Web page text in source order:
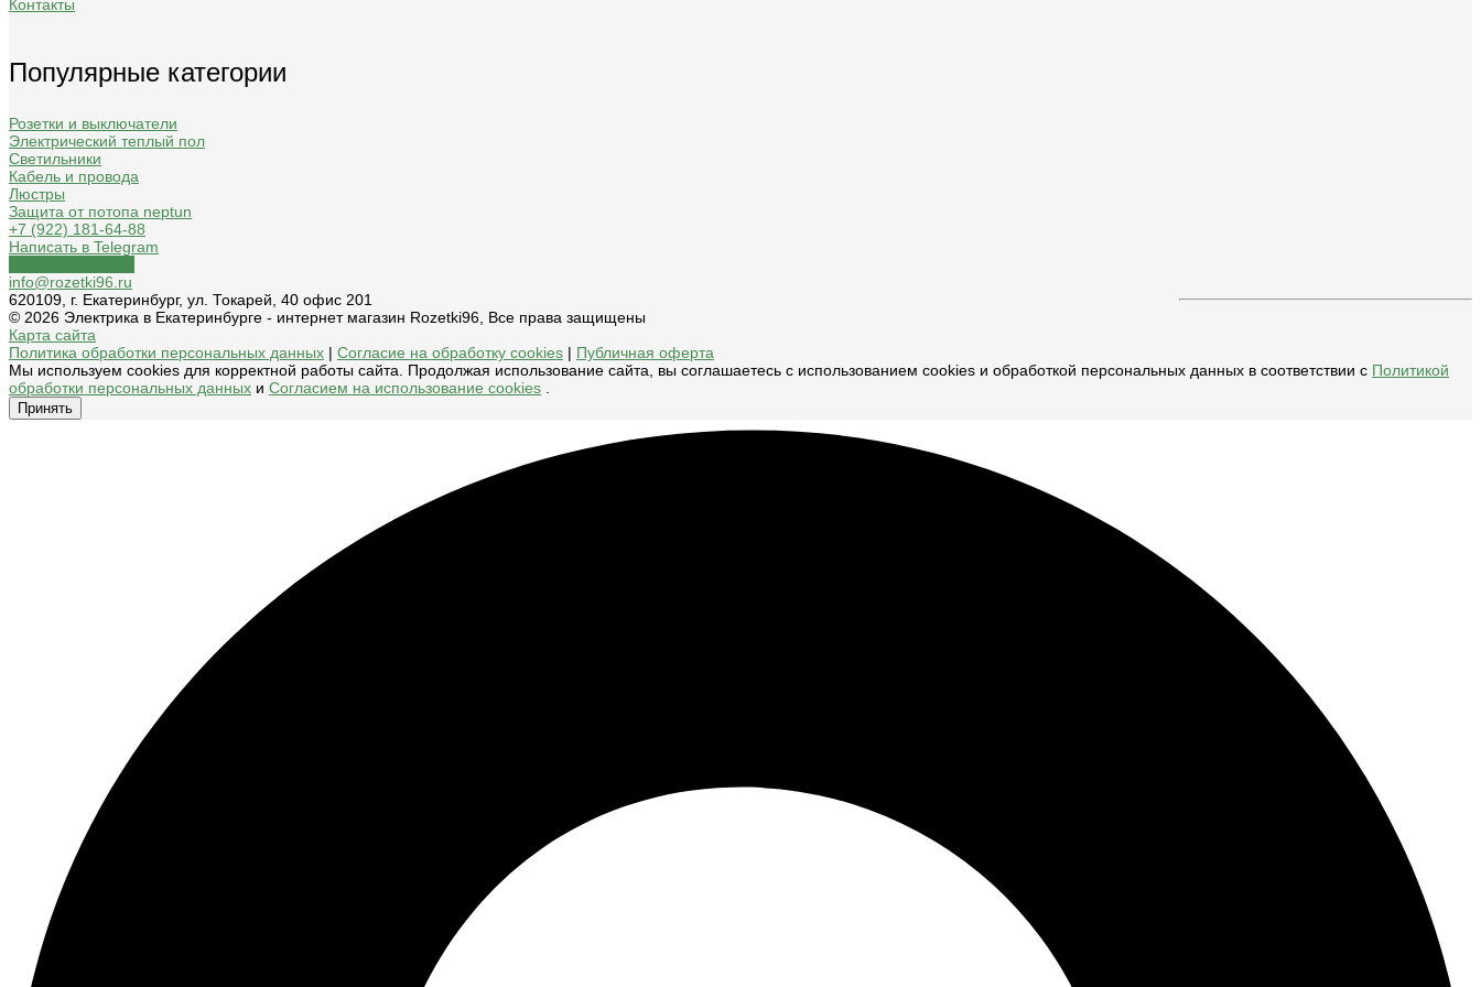
Контакты
Популярные категории
Розетки и выключатели
Электрический теплый пол
Светильники
Кабель и провода
Люстры
Защита от потопа neptun
+7 (922) 181-64-88
Написать в Telegram
info@rozetki96.ru
620109, г. Екатеринбург, ул. Токарей, 40 офис 201
© 2026 Электрика в Екатеринбурге - интернет магазин Rozetki96, Все права защищены
Карта сайта
Политика обработки персональных данных | Согласие на обработку cookies | Публичная оферта
Мы используем cookies для корректной работы сайта. Продолжая использование сайта, вы соглашаетесь с использованием cookies и обработкой персональных данных в соответствии с Политикой
обработки персональных данных и Согласием на использование cookies .
Принять